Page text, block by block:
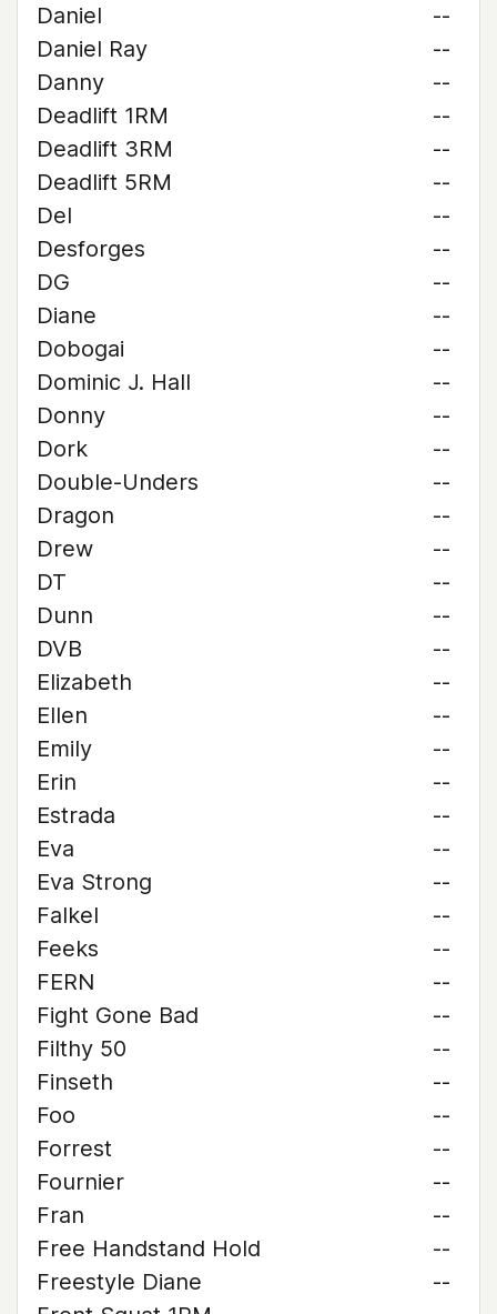
Daniel
--
Daniel Ray
--
Danny
--
Deadlift 1RM
--
Deadlift 3RM
--
Deadlift 5RM
--
Del
--
Desforges
--
DG
--
Diane
--
Dobogai
--
Dominic J. Hall
--
Donny
--
Dork
--
Double-Unders
--
Dragon
--
Drew
--
DT
--
Dunn
--
DVB
--
Elizabeth
--
Ellen
--
Emily
--
Erin
--
Estrada
--
Eva
--
Eva Strong
--
Falkel
--
Feeks
--
FERN
--
Fight Gone Bad
--
Filthy 50
--
Finseth
--
Foo
--
Forrest
--
Fournier
--
Fran
--
Free Handstand Hold
--
Freestyle Diane
--